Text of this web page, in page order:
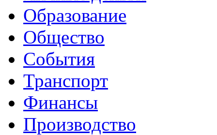
Образование
Общество
События
Транспорт
Финансы
Производство